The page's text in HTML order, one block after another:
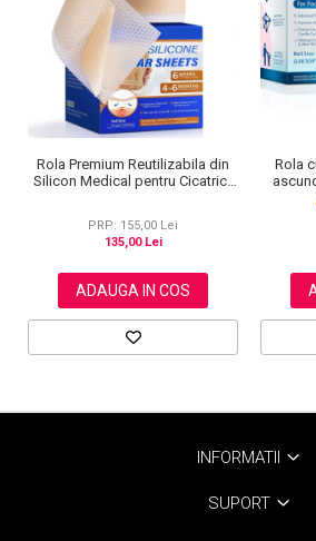
Rola Premium Reutilizabila din
Silicon Medical pentru Cicatrici,
PRP: 155,00 Lei
135,00 Lei
ADAUGA IN COS
Rola
INFORMATII
SUPORT